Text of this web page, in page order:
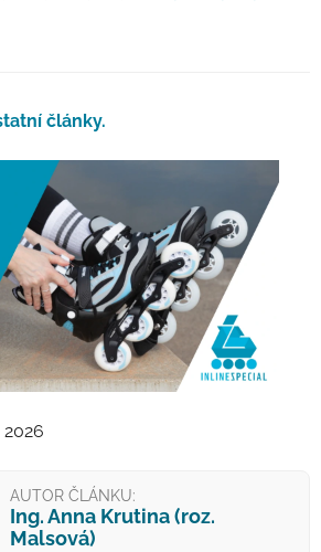
články.
2026
AUTOR ČLÁNKU:
Ing. Anna Krutina (roz.
Malsová)